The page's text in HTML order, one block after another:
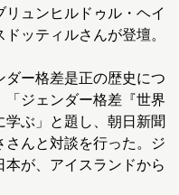
ュンヒルドゥル・ヘイ
ッティルさんが登壇。
ー格差是正の歴史につ
「ジェンダー格差『世界
ぶ」と題し、朝日新聞
んと対談を行った。ジ
本が、アイスランドから